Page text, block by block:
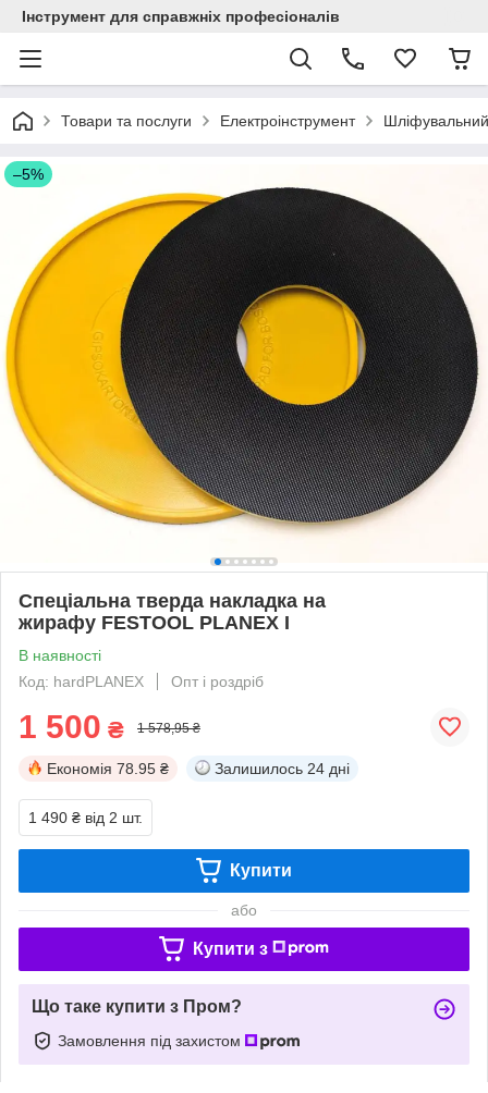
Інструмент для справжніх професіоналів
Товари та послуги Електроінструмент
–5%
Спеціальна тверда накладка на
жирафу FESTOOL PLANEX I
В наявності
Код: hardPLANEX
Опт і роздріб
1 500 ₴ 1 578,95 ₴
Економія 78.95 ₴ Залишилось 24 дні
1 490 ₴ від 2 шт.
Купити
або
Купити з
Що таке купити з Пром?
Замовлення під захистом